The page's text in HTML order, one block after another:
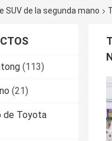
SUV de la segunda mano
(113)
(21)
de Toyota